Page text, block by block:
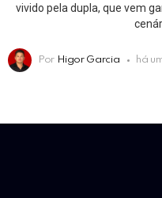
vivido pela dupla, que vem
Por Higor Garcia há